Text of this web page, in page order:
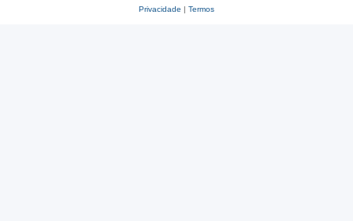
Privacidade | Termos